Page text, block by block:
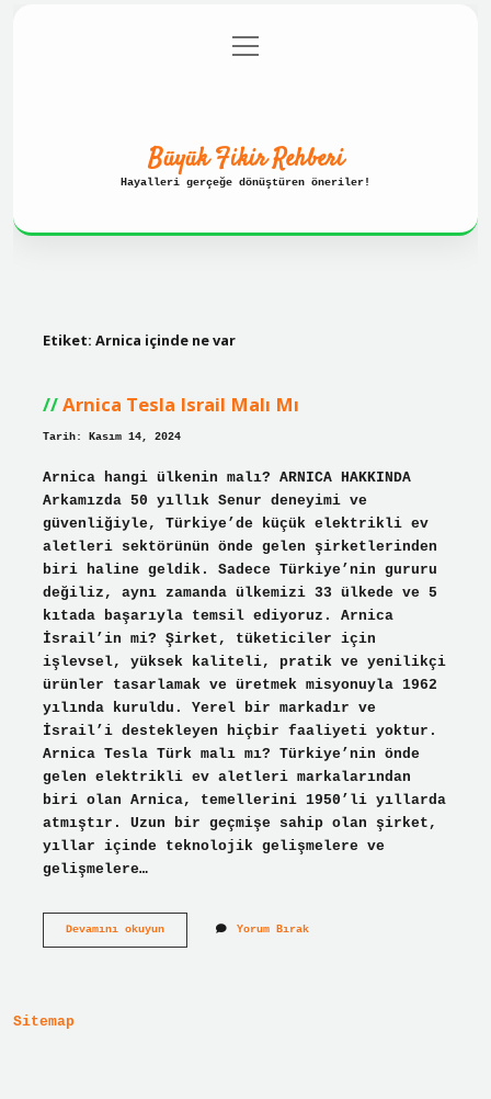
Gizlilik Politikası
menüyü
aç
Büyük Fikir Rehberi
Hayalleri gerçeğe dönüştüren öneriler!
Etiket: Arnica içinde ne var
Arnica Tesla Israil Malı Mı
Tarih: Kasım 14, 2024
Arnica hangi ülkenin malı? ARNICA HAKKINDA
Arkamızda 50 yıllık Senur deneyimi ve
güvenliğiyle, Türkiye’de küçük elektrikli ev
aletleri sektörünün önde gelen şirketlerinden
biri haline geldik. Sadece Türkiye’nin gururu
değiliz, aynı zamanda ülkemizi 33 ülkede ve 5
kıtada başarıyla temsil ediyoruz. Arnica
İsrail’in mi? Şirket, tüketiciler için
işlevsel, yüksek kaliteli, pratik ve yenilikçi
ürünler tasarlamak ve üretmek misyonuyla 1962
yılında kuruldu. Yerel bir markadır ve
İsrail’i destekleyen hiçbir faaliyeti yoktur.
Arnica Tesla Türk malı mı? Türkiye’nin önde
gelen elektrikli ev aletleri markalarından
biri olan Arnica, temellerini 1950’li yıllarda
atmıştır. Uzun bir geçmişe sahip olan şirket,
yıllar içinde teknolojik gelişmelere ve
gelişmelere…
Devamını okuyunArnica
Yorum Bırak
Sitemap